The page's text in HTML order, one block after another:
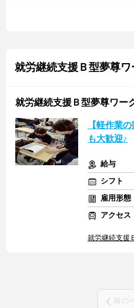
就労継続支援Ｂ型夢尊
就労継続支援Ｂ型夢尊ワー
【軽作業
も大歓迎♪
給与
シフト
雇用形態
アクセス
就労継続支援
前の